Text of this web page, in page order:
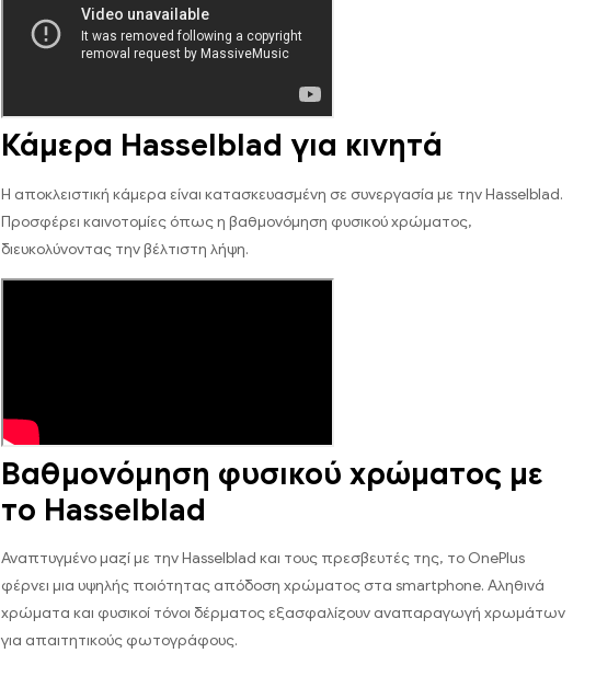
Κάμερα Hasselblad για κινητά
Η αποκλειστική κάμερα είναι κατασκευασμένη σε συνεργασία με την Hasselblad.
Προσφέρει καινοτομίες όπως η βαθμονόμηση φυσικού χρώματος,
διευκολύνοντας την βέλτιστη λήψη.
Βαθμονόμηση φυσικού χρώματος με
το Hasselblad
Αναπτυγμένο μαζί με την Hasselblad και τους πρεσβευτές της, το OnePlus
φέρνει μια υψηλής ποιότητας απόδοση χρώματος στα smartphone. Αληθινά
χρώματα και φυσικοί τόνοι δέρματος εξασφαλίζουν αναπαραγωγή χρωμάτων
για απαιτητικούς φωτογράφους.